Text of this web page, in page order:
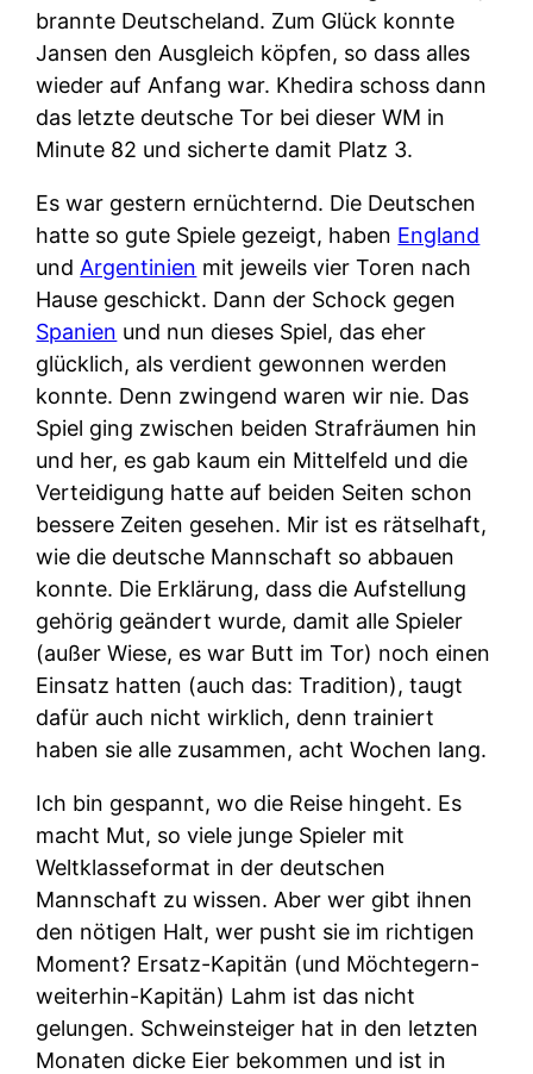
brannte Deutscheland. Zum Glück konnte
Jansen den Ausgleich köpfen, so dass alles
wieder auf Anfang war. Khedira schoss dann
das letzte deutsche Tor bei dieser WM in
Minute 82 und sicherte damit Platz 3.
Es war gestern ernüchternd. Die Deutschen
hatte so gute Spiele gezeigt, haben England
und Argentinien mit jeweils vier Toren nach
Hause geschickt. Dann der Schock gegen
Spanien und nun dieses Spiel, das eher
glücklich, als verdient gewonnen werden
konnte. Denn zwingend waren wir nie. Das
Spiel ging zwischen beiden Strafräumen hin
und her, es gab kaum ein Mittelfeld und die
Verteidigung hatte auf beiden Seiten schon
bessere Zeiten gesehen. Mir ist es rätselhaft,
wie die deutsche Mannschaft so abbauen
konnte. Die Erklärung, dass die Aufstellung
gehörig geändert wurde, damit alle Spieler
(außer Wiese, es war Butt im Tor) noch einen
Einsatz hatten (auch das: Tradition), taugt
dafür auch nicht wirklich, denn trainiert
haben sie alle zusammen, acht Wochen lang.
Ich bin gespannt, wo die Reise hingeht. Es
macht Mut, so viele junge Spieler mit
Weltklasseformat in der deutschen
Mannschaft zu wissen. Aber wer gibt ihnen
den nötigen Halt, wer pusht sie im richtigen
Moment? Ersatz-Kapitän (und Möchtegern-
weiterhin-Kapitän) Lahm ist das nicht
gelungen. Schweinsteiger hat in den letzten
Monaten dicke Eier bekommen und ist in